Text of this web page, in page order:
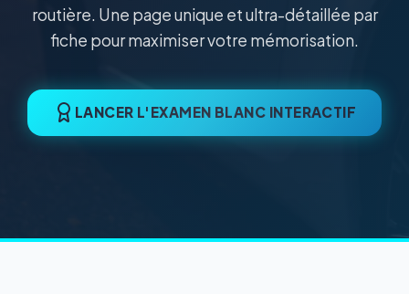
routière. Une page unique et ultra-détaillée par
fiche pour maximiser votre mémorisation.
LANCER L'EXAMEN BLANC INTERACTIF